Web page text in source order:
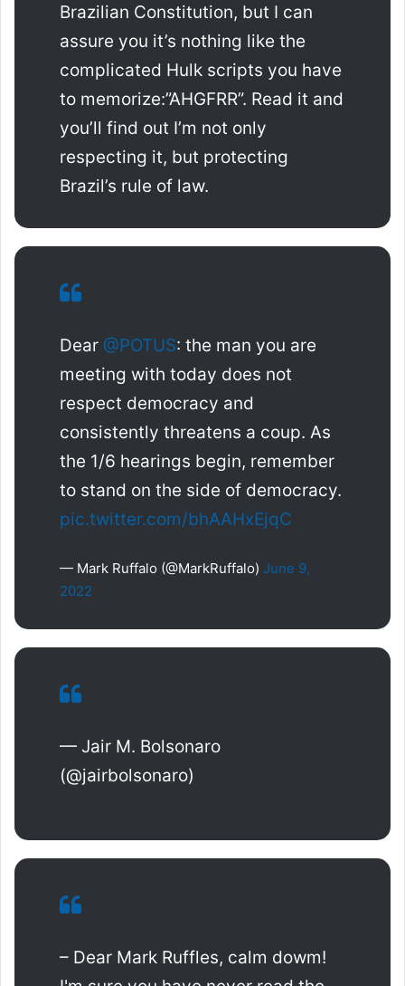
Brazilian Constitution, but I can
assure you it’s nothing like the
complicated Hulk scripts you have
to memorize:”AHGFRR”. Read it and
you’ll find out I’m not only
respecting it, but protecting
Brazil’s rule of law.
Dear @POTUS: the man you are
meeting with today does not
respect democracy and
consistently threatens a coup. As
the 1/6 hearings begin, remember
to stand on the side of democracy.
pic.twitter.com/bhAAHxEjqC
— Mark Ruffalo (@MarkRuffalo) June 9,
2022
— Jair M. Bolsonaro
(@jairbolsonaro)
– Dear Mark Ruffles, calm dowm!